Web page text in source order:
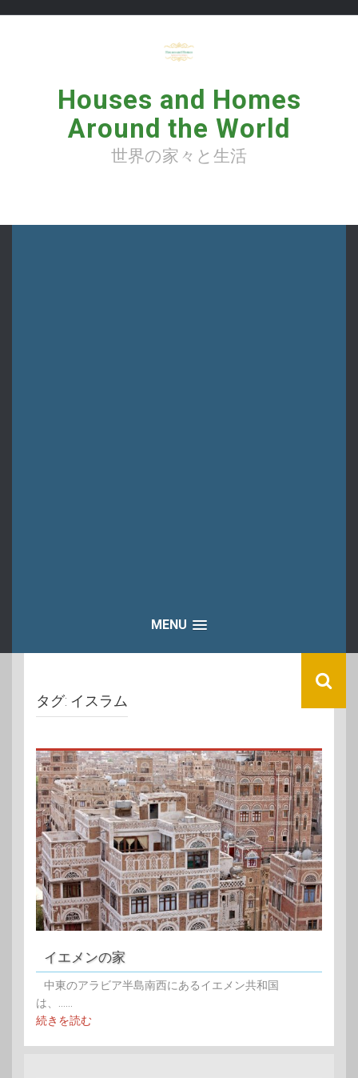
Houses and Homes
Around the World
世界の家々と生活
MENU
タグ: イスラム
イエメンの家
中東のアラビア半島南西にあるイエメン共和国
は、......
続きを読む